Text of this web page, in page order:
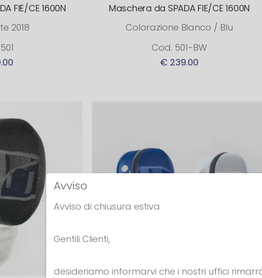
FIE/CE 1600N
2018
Maschera da SPADA FIE/CE 1600N
Colorazione Bianco / Blu
Cod. 501-BW
€ 239.00
Avviso
Avviso di chiusura estiva
Gentili Clienti,
desideriamo informarvi che i nostri uffici